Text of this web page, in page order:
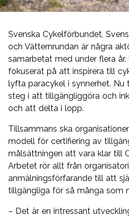
Svenska Cykelförbundet,
och Vätternrundan är några
samarbetat med under flera
fokuserat på att inspirera till
lyfta paracykel i synnerhet. Nu
steg i att tillgängliggöra och
och att delta i lopp.
Tillsammans ska
modell för certifiering av
målsättningen att vara klar till
Arbetet rör allt från
anmälningsförfarande till att
tillgängliga för så många som
– Det är en intressant